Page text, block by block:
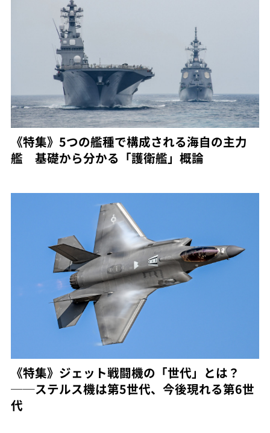
《特集》5つの艦種で構成される海自の主力
艦 基礎から分かる「護衛艦」概論
《特集》ジェット戦闘機の「世代」とは？
──ステルス機は第5世代、今後現れる第6世
代